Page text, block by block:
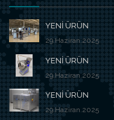
YENİ ÜRÜN
29.Haziran.2025
YENİ ÜRÜN
29.Haziran.2025
YENİ ÜRÜN
29.Haziran.2025